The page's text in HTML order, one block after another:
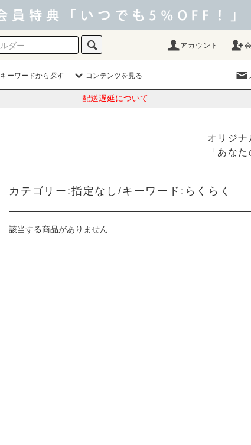
アカウント
キーワードから探す コンテンツを見る
配送遅延について
オリジ
「あな
カテゴリー:指定なし/キーワード:らくらく
該当する商品がありません